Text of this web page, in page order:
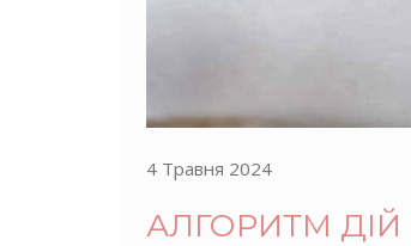
4 Травня 2024
АЛГОРИТМ